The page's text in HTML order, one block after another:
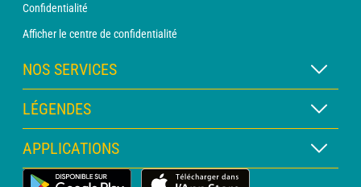
Confidentialité
Afficher le centre de confidentialité
NOS SERVICES
Abonnement METEO Xpert
Abonnement METEO PRO
Consultation avec un prévisionniste
Bulletin PRO
LÉGENDES
Légende des cartes
Légende des pictogrammes
APPLICATIONS